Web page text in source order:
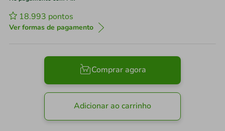
18.993 pontos
Ver formas de pagamento
Comprar agora
Adicionar ao carrinho